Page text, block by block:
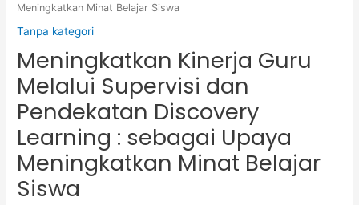
Meningkatkan Minat Belajar Siswa
Tanpa kategori
Meningkatkan Kinerja Guru
Melalui Supervisi dan
Pendekatan Discovery
Learning : sebagai Upaya
Meningkatkan Minat Belajar
Siswa
dan
Pendekatan
Discovery
Learning
sebagai
Upaya
Meningkatkan
Minat
Belajar